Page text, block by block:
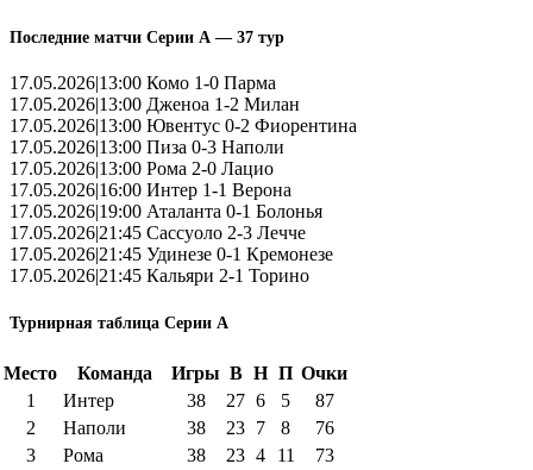
Последние матчи Серии А — 37 тур
17.05.2026|13:00 Комо 1-0 Парма
17.05.2026|13:00 Дженоа 1-2 Милан
17.05.2026|13:00 Ювентус 0-2 Фиорентина
17.05.2026|13:00 Пиза 0-3 Наполи
17.05.2026|13:00 Рома 2-0 Лацио
17.05.2026|16:00 Интер 1-1 Верона
17.05.2026|19:00 Аталанта 0-1 Болонья
17.05.2026|21:45 Сассуоло 2-3 Лечче
17.05.2026|21:45 Удинезе 0-1 Кремонезе
17.05.2026|21:45 Кальяри 2-1 Торино
Турнирная таблица Серии А
Место Команда Игры В Н П Очки
1
Интер 38 27 6 5
87
2
Наполи 38 23 7 8
76
3
Рома 38 23 4 11
73